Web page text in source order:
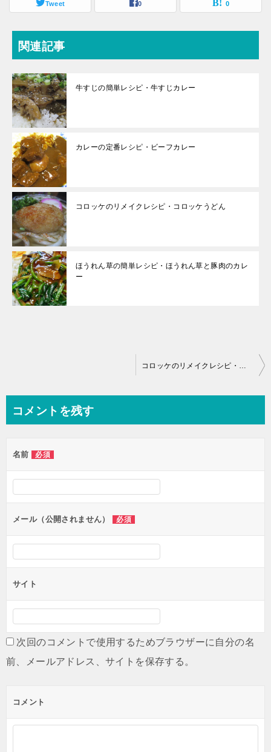
Tweet 0 0
関連記事
牛すじの簡単レシピ・牛すじカレー
カレーの定番レシピ・ビーフカレー
コロッケのリメイクレシピ・コロッケうどん
ほうれん草の簡単レシピ・ほうれん草と豚肉のカレ
ー
ビ
ー
シ
ン
コロッケのリメイクレシピ・コロッケうどん
コメントを残す
名前 必須
メール（公開されません） 必須
サイト
次回のコメントで使用するためブラウザーに自分の名
前、メールアドレス、サイトを保存する。
コメント